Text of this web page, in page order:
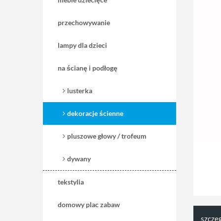
przechowywanie
lampy dla dzieci
na ścianę i podłogę
lusterka
dekoracje ścienne
pluszowe głowy / trofeum
dywany
tekstylia
domowy plac zabaw